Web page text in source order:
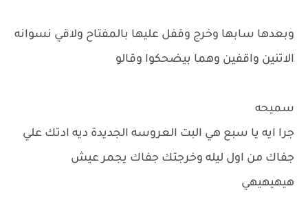
وبعدها سابها وخرج وقفل عليها بالمفتاح ولاقي نسوانه
الاتنين واقفين وهما بيضحكوا وقالو
سميحه
جرا ايه يا سبع هي البت العروسه الجديدة ديه ادتك علي
جفاك من اول ليله وخرجتك جفاك يجمر عيش
هيهيهيهي